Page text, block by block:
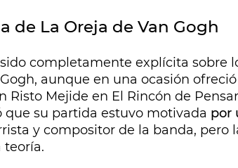
de La Oreja de Van Gogh
completamente explícita sobre
aunque en una ocasión
Mejide en El Rincón de
que su partida estuvo motivada por
y compositor de la banda, pero
teoría.